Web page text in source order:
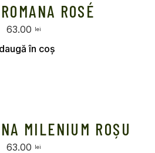
ROSÉ
63.00 lei
opțiunile
MILENIUM ROȘU
63.00 lei